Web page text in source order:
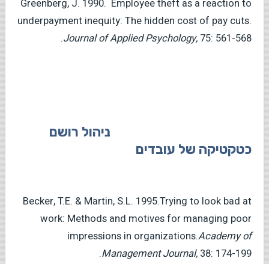
Greenberg, J. 1990. Employee theft as a reaction to
underpayment inequity: The hidden cost of pay cuts.
Journal of Applied Psychology, 75: 561-568.
ניהול רושם
כטקטיקה של עובדים
Becker, T.E. & Martin, S.L. 1995.Trying to look bad at
work: Methods and motives for managing poor
impressions in organizations.Academyof
ManagementJournal, 38: 174-199.